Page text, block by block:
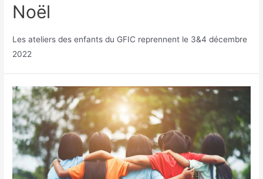
Noël
Les ateliers des enfants du GFIC reprennent le 3&4 décembre
2022